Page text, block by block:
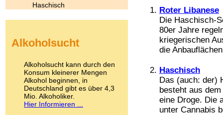
Roter Libanese
Die Haschisch-
80er Jahre
kriegerischen
die
Haschisch
Das (auch: der)
besteht aus
eine Droge. Die
unter Cannabis
Haschisch
Kokain
LSD
Marihuana
Medikamente
Meskalin
Metamphetamin
Methadon
Alkoholsucht
Alkoholsucht kann durch den
Konsum kleinerer Mengen
Alkohol beginnen, in
Deutschland gibt es über 4,3
Mio. Alkoholiker.
Hier Informieren ...